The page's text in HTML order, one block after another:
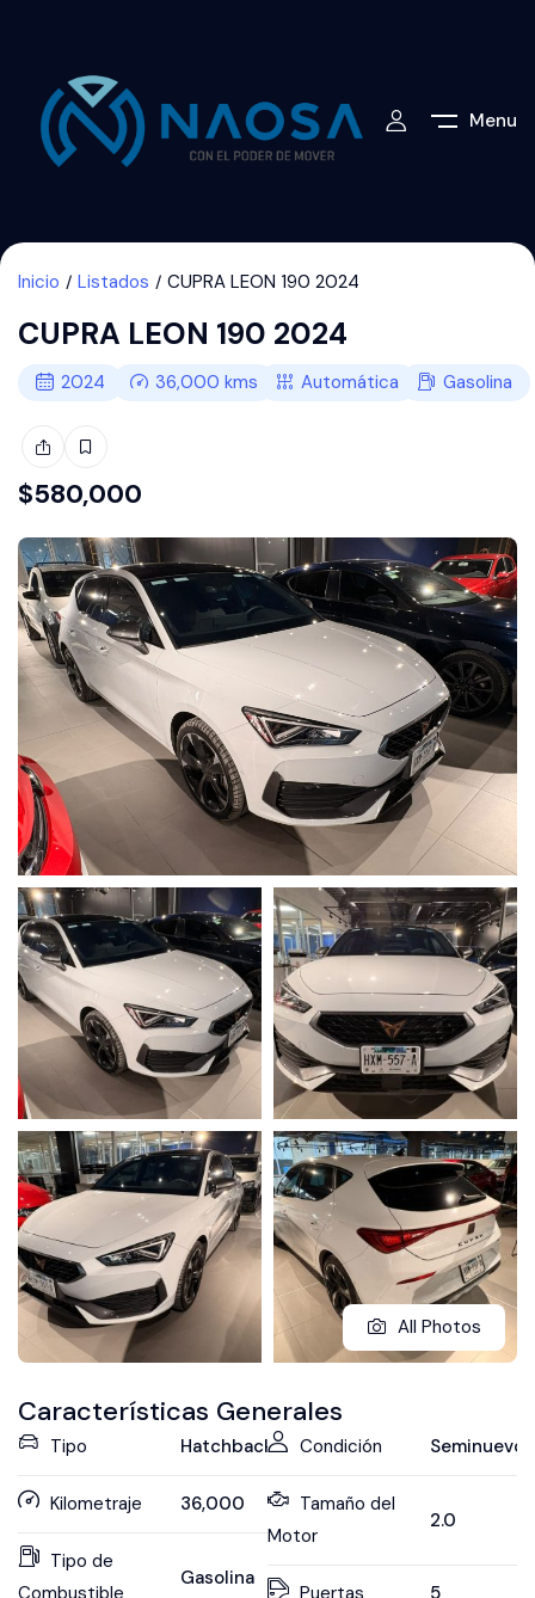
Menu
Inicio Listados CUPRA LEON 190 2024
CUPRA LEON 190 2024
2024 36,000 kms Automática Gasolina
$580,000
All Photos
Características Generales
Tipo Hatchback
Kilometraje 36,000
Tipo de
Gasolina
Condición Seminuevo
Tamaño del
Motor
2.0